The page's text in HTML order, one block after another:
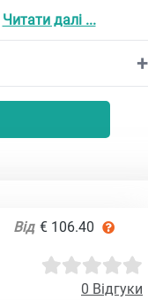
Читати далі ...
Від € 106.40
0 Відгуки